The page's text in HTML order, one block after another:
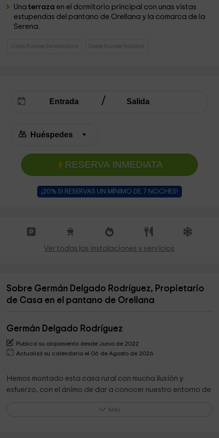
Unaterraza en el dormitorio principal con unas vistas
estupendas del pantano de Orellana y la comarca de la
Serena.
Casas Rurales Extremadura Casas Rurales Badajoz
RESERVA INMEDIATA
¡20% SI RESERVAS UN MÍNIMO DE 7 NOCHES!
Ver todas las instalaciones y servicios
Sobre Germán Delgado Rodríguez, Propietario
de Casa en el pantano de Orellana
Germán Delgado Rodríguez
Publica su alojamiento desde Junio de 2022
Actualizó su calendario el 06 de Agosto de 2026
Hemos montado esta casa rural con mucha ilusión y
esfuerzo, con el ánimo de dar a conocer nuestro entorno de
Más